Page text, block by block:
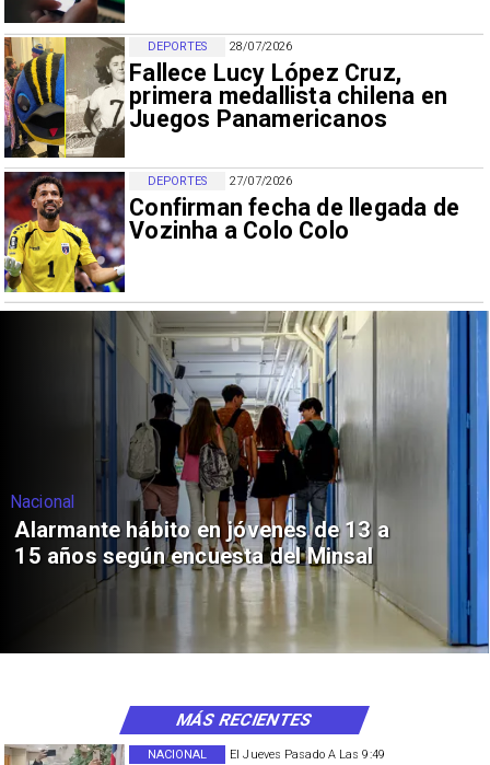
28/07/2026
Fallece Lucy López Cruz,
primera medallista chilena en
Juegos Panamericanos
DEPORTES
27/07/2026
Confirman fecha de llegada de
Vozinha a Colo Colo
DEPORTES
Nacional
Alarmante hábito en jóvenes de 13 a
15 años según encuesta del Minsal
El Jueves Pasado A Las 9:49
NACIONAL
MÁS RECIENTES